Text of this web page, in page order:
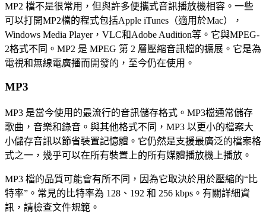
MP2 檔不是很常用，但與許多便攜式音訊播放機相容。一些
可以打開MP2檔的程式包括Apple iTunes（適用於Mac），
Windows Media Player，VLC和Adobe Audition等。它與MPEG-
2格式不同。MP2 是 MPEG 第 2 層壓縮音訊檔的擴展。它是為
電視和無線電廣播而開發的，至今仍在使用。
MP3
MP3 是當今使用的最流行的音訊儲存格式。MP3檔通常儲存
歌曲，音樂和錄音。與其他格式不同，MP3 以更小的檔案大
小儲存音訊以節省裝置記憶體。它仍然是支援最廣泛的檔案格
式之一，幾乎可以在所有裝置上的所有媒體播放機上播放。
MP3 檔的品質可能會有所不同，因為它取決於用於壓縮的“比
特率”。常見的比特率為 128、192 和 256 kbps。有關詳細資
訊，請檢查文件規範。